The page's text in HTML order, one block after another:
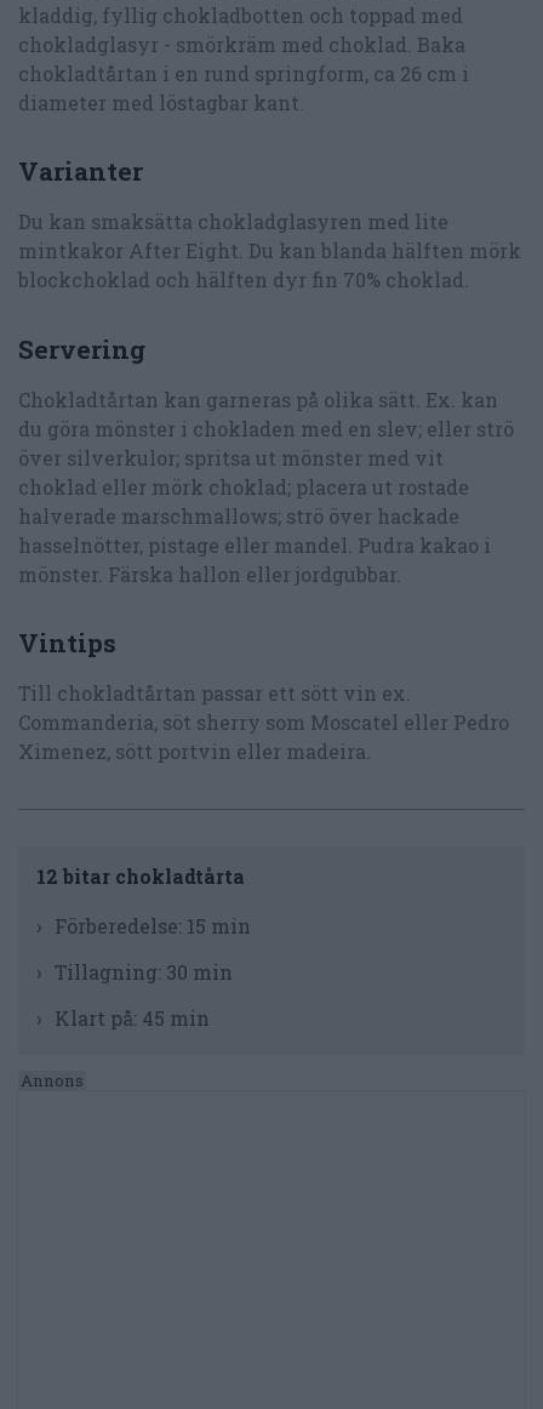
kladdig, fyllig chokladbotten och toppad med
chokladglasyr - smörkräm med choklad. Baka
chokladtårtan i en rund springform, ca 26 cm i
diameter med löstagbar kant.
Varianter
Du kan smaksätta chokladglasyren med lite
mintkakor After Eight. Du kan blanda hälften mörk
blockchoklad och hälften dyr fin 70% choklad.
Servering
Chokladtårtan kan garneras på olika sätt. Ex. kan
du göra mönster i chokladen med en slev; eller strö
över silverkulor; spritsa ut mönster med vit
choklad eller mörk choklad; placera ut rostade
halverade marschmallows; strö över hackade
hasselnötter, pistage eller mandel. Pudra kakao i
mönster. Färska hallon eller jordgubbar.
Vintips
Till chokladtårtan passar ett sött vin ex.
Commanderia, söt sherry som Moscatel eller Pedro
Ximenez, sött portvin eller madeira.
12 bitar chokladtårta
Förberedelse: 15 min
Tillagning: 30 min
Klart på: 45 min